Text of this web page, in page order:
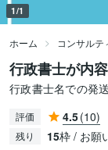
1/1
ホーム コンサルテ
行政書士が内
行政書士名での発
評価 4.5(10)
残り 15枠 / お願